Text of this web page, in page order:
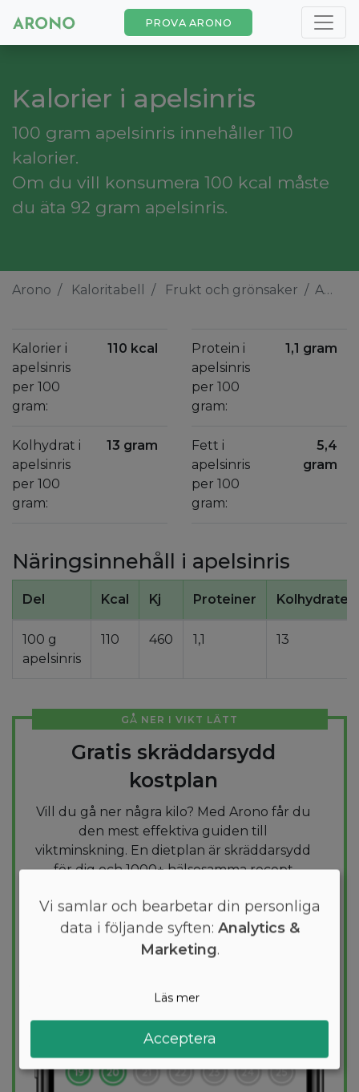
PROVA ARONO
Kalorier i apelsinris
100 gram apelsinris innehåller 110
kalorier.
Om du vill konsumera 100 kcal måste
du äta 92 gram apelsinris.
Arono Kaloritabell Frukt och grönsaker Apelsinris
Kalorier i
apelsinris
per 100
gram:
110 kcal
Kolhydrat i
apelsinris
per 100
gram:
13 gram
Protein i
apelsinris
per 100
gram:
1,1 gram
Fett i
apelsinris
per 100
gram:
5,4
gram
Näringsinnehåll i apelsinris
Del Kcal Kj Proteiner Kolhydrater
100 g
apelsinris
110 460 1,1 13
GÅ NER I VIKT LÄTT
Gratis skräddarsydd
kostplan
Vill du gå ner några kilo? Med Arono får du
den mest effektiva guiden till
viktminskning. En dietplan är skräddarsydd
för dig och 1000+ hälsosamma recept
kalorimål varje dag.
PROVAGRATIS
Vi samlar och bearbetar din personliga
data i följande syften: Analytics &
Marketing.
Läs mer
Acceptera